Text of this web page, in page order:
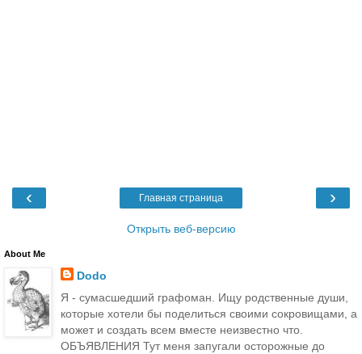
‹ ›
Главная страница
Открыть веб-версию
About Me
Dodo
Я - сумасшедший графоман. Ищу родственные души,
которые хотели бы поделиться своими сокровищами, а
может и создать всем вместе неизвестно что.
ОБЪЯВЛЕНИЯ Тут меня запугали осторожные до